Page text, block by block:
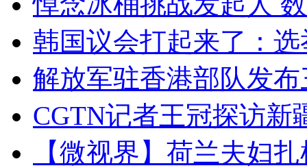
韩国议会打起来了：
解放军驻香港部队发
CGTN记者王冠探访新
【微视界】荷兰夫妇